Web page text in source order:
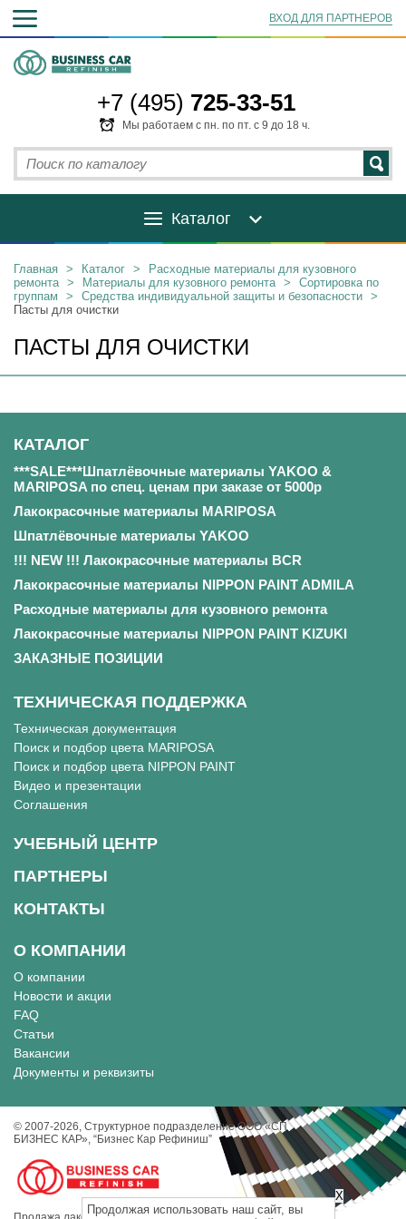
+7 (495) 725-33-51
Мы работаем с пн. по пт. с 9 до 18 ч.
ВХОД ДЛЯ ПАРТНЕРОВ
Каталог
Главная > Каталог >
Расходные материалы для кузовного
ремонта > Материалы для кузовного ремонта >
Сортировка по
группам
> Средства индивидуальной защиты и безопасности >
Пасты для очистки
ПАСТЫ ДЛЯ ОЧИСТКИ
КАТАЛОГ
***SALE***Шпатлёвочные материалы YAKOO &
MARIPOSA по спец. ценам при заказе от 5000р
Лакокрасочные материалы MARIPOSA
Шпатлёвочные материалы YAKOO
!!! NEW !!! Лакокрасочные материалы BCR
Лакокрасочные материалы NIPPON PAINT ADMILA
Расходные материалы для кузовного ремонта
Лакокрасочные материалы NIPPON PAINT KIZUKI
ЗАКАЗНЫЕ ПОЗИЦИИ
ТЕХНИЧЕСКАЯ ПОДДЕРЖКА
Техническая документация
Поиск и подбор цвета MARIPOSA
Поиск и подбор цвета NIPPON PAINT
Видео и презентации
Соглашения
УЧЕБНЫЙ ЦЕНТР
ПАРТНЕРЫ
КОНТАКТЫ
О КОМПАНИИ
О компании
Новости и акции
FAQ
Статьи
Вакансии
Документы и реквизиты
© 2007-2026, Cтруктурное подразделение ООО «СП
БИЗНЕС КАР», “Бизнес Кар Рефиниш”
X
Продолжая использовать наш сайт, вы